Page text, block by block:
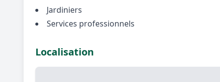
Jardiniers
Services professionnels
Localisation